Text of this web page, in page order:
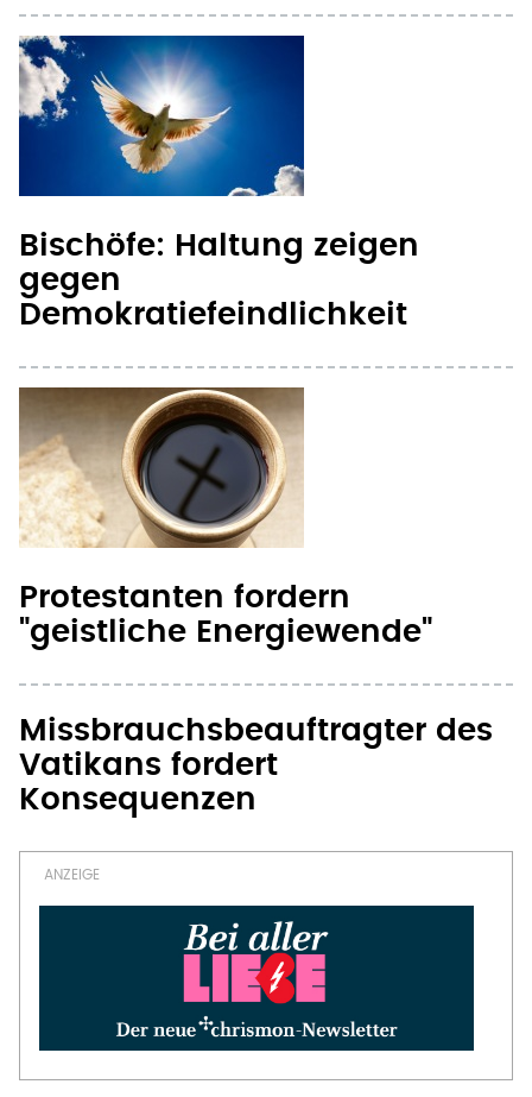
Bischöfe: Haltung zeigen
gegen
Demokratiefeindlichkeit
Protestanten fordern
"geistliche Energiewende"
Missbrauchsbeauftragter des
Vatikans fordert
Konsequenzen